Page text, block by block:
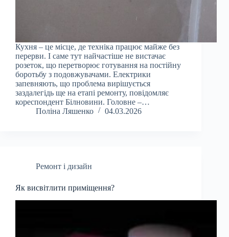
Кухня – це місце, де техніка працює майже без
перерви. І саме тут найчастіше не вистачає
розеток, що перетворює готування на постійну
боротьбу з подовжувачами. Електрики
запевняють, що проблема вирішується
заздалегідь ще на етапі ремонту, повідомляє
кореспондент Білновини. Головне –…
Поліна Ляшенко
04.03.2026
Ремонт і дизайн
Як висвітлити приміщення?